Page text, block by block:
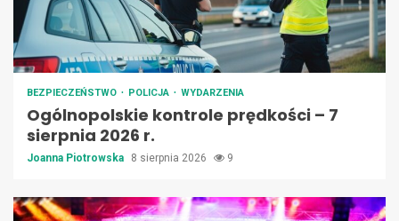
BEZPIECZEŃSTWO POLICJA WYDARZENIA
Ogólnopolskie kontrole prędkości – 7
sierpnia 2026 r.
Joanna Piotrowska 8 sierpnia 2026 9